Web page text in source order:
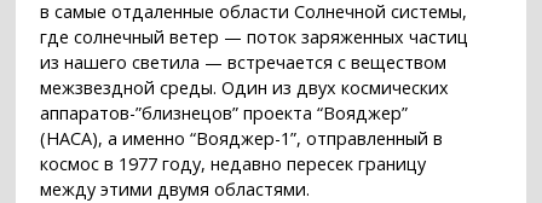
в самые отдаленные области Солнечной системы,
где солнечный ветер — поток заряженных частиц
из нашего светила — встречается с веществом
межзвездной среды. Один из двух космических
аппаратов-”близнецов” проекта “Вояджер”
(НАСА), а именно “Вояджер-1”, отправленный в
космос в 1977 году, недавно пересек границу
между этими двумя областями.